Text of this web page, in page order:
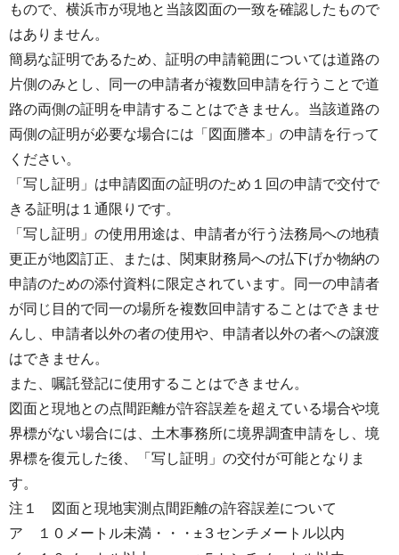
もので、横浜市が現地と当該図面の一致を確認したもので
はありません。
簡易な証明であるため、証明の申請範囲については道路の
片側のみとし、同一の申請者が複数回申請を行うことで道
路の両側の証明を申請することはできません。当該道路の
両側の証明が必要な場合には「図面謄本」の申請を行って
ください。
「写し証明」は申請図面の証明のため１回の申請で交付で
きる証明は１通限りです。
「写し証明」の使用用途は、申請者が行う法務局への地積
更正が地図訂正、または、関東財務局への払下げか物納の
申請のための添付資料に限定されています。同一の申請者
が同じ目的で同一の場所を複数回申請することはできませ
んし、申請者以外の者の使用や、申請者以外の者への譲渡
はできません。
また、嘱託登記に使用することはできません。
図面と現地との点間距離が許容誤差を超えている場合や境
界標がない場合には、土木事務所に境界調査申請をし、境
界標を復元した後、「写し証明」の交付が可能となりま
す。
注１ 図面と現地実測点間距離の許容誤差について
ア １０メートル未満・・・±３センチメートル以内